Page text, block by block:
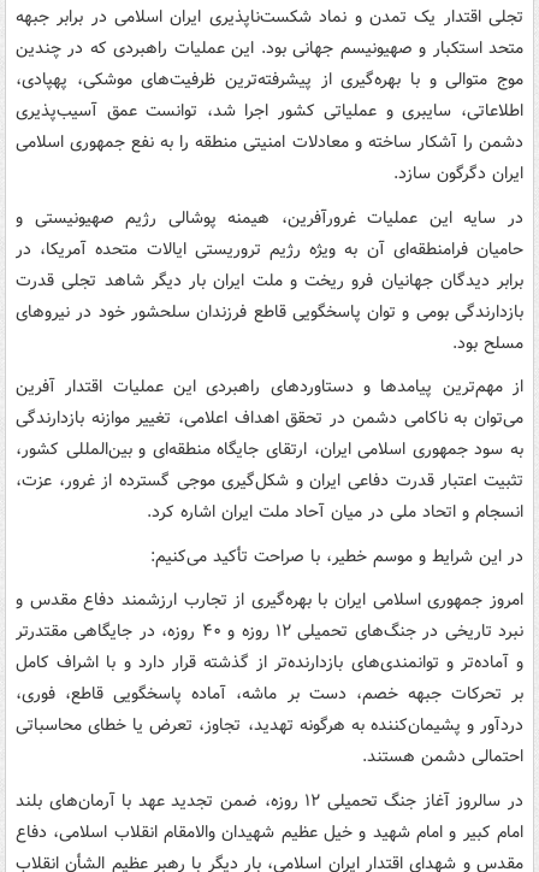
تجلی اقتدار یک تمدن و نماد شکست‌ناپذیری ایران اسلامی در برابر جبهه
متحد استکبار و صهیونیسم جهانی بود. این عملیات راهبردی که در چندین
موج متوالی و با بهره‌گیری از پیشرفته‌ترین ظرفیت‌های موشکی، پهپادی،
اطلاعاتی، سایبری و عملیاتی کشور اجرا شد، توانست عمق آسیب‌پذیری
دشمن را آشکار ساخته و معادلات امنیتی منطقه را به نفع جمهوری اسلامی
ایران دگرگون سازد.
در سایه این عملیات غرورآفرین، هیمنه پوشالی رژیم صهیونیستی و
حامیان فرامنطقه‌ای آن به ویژه رژیم تروریستی ایالات متحده آمریکا، در
برابر دیدگان جهانیان فرو ریخت و ملت ایران بار دیگر شاهد تجلی قدرت
بازدارندگی بومی و توان پاسخگویی قاطع فرزندان سلحشور خود در نیروهای
مسلح بود.
از مهم‌ترین پیامدها و دستاوردهای راهبردی این عملیات اقتدار آفرین
می‌توان به ناکامی دشمن در تحقق اهداف اعلامی، تغییر موازنه بازدارندگی
به سود جمهوری اسلامی ایران، ارتقای جایگاه منطقه‌ای و بین‌المللی کشور،
تثبیت اعتبار قدرت دفاعی ایران و شکل‌گیری موجی گسترده از غرور، عزت،
انسجام و اتحاد ملی در میان آحاد ملت ایران اشاره کرد.
در این شرایط و موسم خطیر، با صراحت تأکید می‌کنیم:
امروز جمهوری اسلامی ایران با بهره‌گیری از تجارب ارزشمند دفاع مقدس و
نبرد تاریخی در جنگ‌های تحمیلی ۱۲ روزه و ۴۰ روزه، در جایگاهی مقتدرتر
و آماده‌تر و توانمندی‌های بازدارنده‌تر از گذشته قرار دارد و با اشراف کامل
بر تحرکات جبهه خصم، دست بر ماشه، آماده پاسخگویی قاطع، فوری،
دردآور و پشیمان‌کننده به هرگونه تهدید، تجاوز، تعرض یا خطای محاسباتی
احتمالی دشمن هستند.
در سالروز آغاز جنگ تحمیلی ۱۲ روزه، ضمن تجدید عهد با آرمان‌های بلند
امام کبیر و امام شهید و خیل عظیم شهیدان والامقام انقلاب اسلامی، دفاع
مقدس و شهدای اقتدار ایران اسلامی، بار دیگر با رهبر عظیم الشأن انقلاب